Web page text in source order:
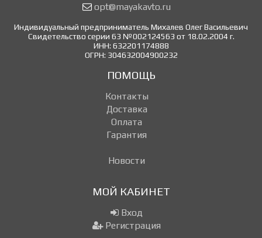
opt@mayakavto.ru
Индивидуальный предприниматель Михалев Олег Васильевич
Свидетельство серии 63 №002124563 от 18.02.2004 г.
ИНН: 632201174888
ОГРН: 304632004900232
ПОМОЩЬ
Контакты
Доставка
Оплата
Гарантия
Новости
МОЙ КАБИНЕТ
Вход
Регистрация